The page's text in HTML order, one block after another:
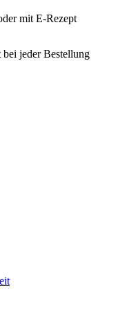
mit E-Rezept
bei jeder Bestellung